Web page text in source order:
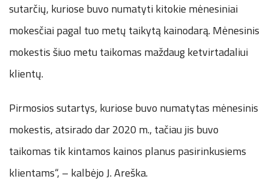
sutarčių, kuriose buvo numatyti kitokie mėnesiniai
mokesčiai pagal tuo metų taikytą kainodarą. Mėnesinis
mokestis šiuo metu taikomas maždaug ketvirtadaliui
klientų.
Pirmosios sutartys, kuriose buvo numatytas mėnesinis
mokestis, atsirado dar 2020 m., tačiau jis buvo
taikomas tik kintamos kainos planus pasirinkusiems
klientams“, – kalbėjo J. Areška.